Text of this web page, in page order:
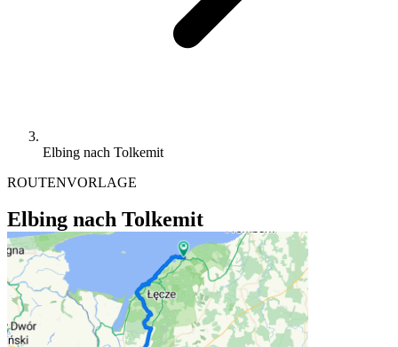
Elbing nach Tolkemit
ROUTENVORLAGE
Elbing nach Tolkemit